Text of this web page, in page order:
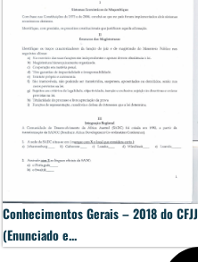
Conhecimentos Gerais – 2018 do CFJJ
(Enunciado e...